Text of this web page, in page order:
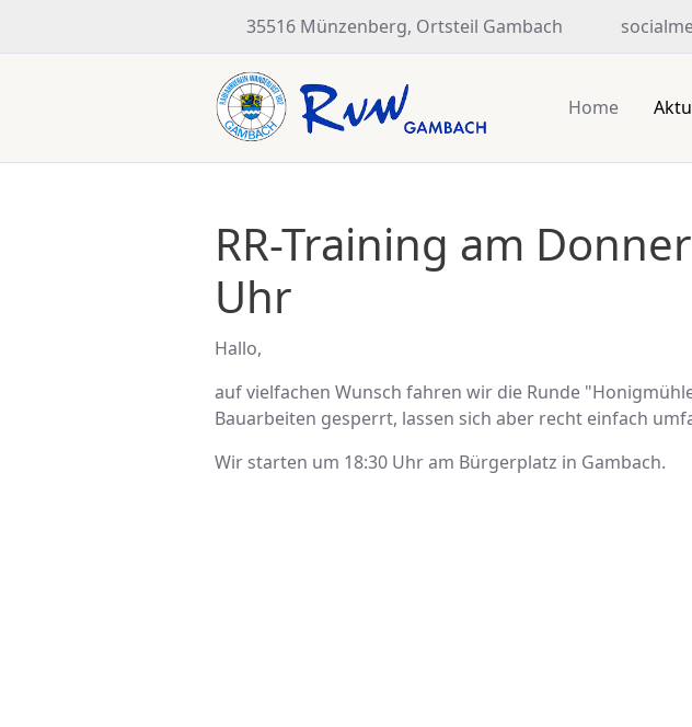
35516 Münzenberg, Ortsteil Gambach
Home
RR-Training am
Uhr
Hallo,
auf vielfachen Wunsch fahren wir die Runde
Bauarbeiten gesperrt, lassen sich aber recht einfach
Wir starten um 18:30 Uhr am Bürgerplatz in Gambach.